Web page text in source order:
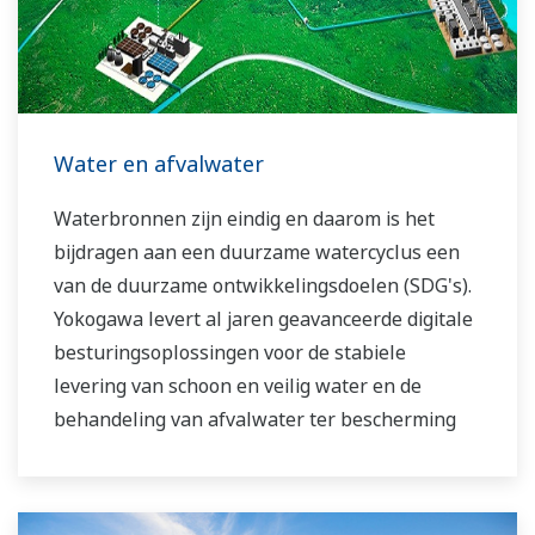
bij elkaar zijn gebracht. De experts uit de
energiesector van Yokogawa werken samen om
elke klant de oplossing te bieden die het beste
Water en afvalwater
Waterbronnen zijn eindig en daarom is het
bijdragen aan een duurzame watercyclus een
van de duurzame ontwikkelingsdoelen (SDG's).
Yokogawa levert al jaren geavanceerde digitale
besturingsoplossingen voor de stabiele
levering van schoon en veilig water en de
behandeling van afvalwater ter bescherming
werking van installaties ter vermindering van